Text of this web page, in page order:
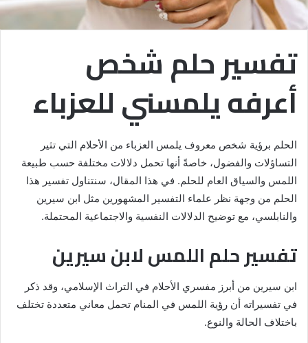
تفسير حلم شخص
أعرفه يلمسني للعزباء
الحلم برؤية شخص معروف يلمس العزباء من الأحلام التي تثير
التساؤلات والفضول، خاصةً أنها تحمل دلالات مختلفة حسب طبيعة
اللمس والسياق العام للحلم. في هذا المقال، سنتناول تفسير هذا
الحلم من وجهة نظر علماء التفسير المشهورين مثل ابن سيرين
والنابلسي، مع توضيح الدلالات النفسية والاجتماعية المحتملة.
تفسير حلم اللمس لابن سيرين
ابن سيرين من أبرز مفسري الأحلام في التراث الإسلامي، وقد ذكر
في تفسيراته أن رؤية اللمس في المنام تحمل معاني متعددة تختلف
باختلاف الحالة والنوع.